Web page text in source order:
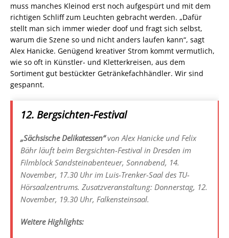
muss manches Kleinod erst noch aufgespürt und mit dem
richtigen Schliff zum Leuchten gebracht werden. „Dafür
stellt man sich immer wieder doof und fragt sich selbst,
warum die Szene so und nicht anders laufen kann“, sagt
Alex Hanicke. Genügend kreativer Strom kommt vermutlich,
wie so oft in Künstler- und Kletterkreisen, aus dem
Sortiment gut bestückter Getränkefachhändler. Wir sind
gespannt.
12. Bergsichten-Festival
„Sächsische Delikatessen“von Alex Hanicke und Felix
Bähr läuft beim Bergsichten-Festival in Dresden im
Filmblock Sandsteinabenteuer, Sonnabend, 14.
November, 17.30 Uhr im Luis-Trenker-Saal des TU-
Hörsaalzentrums. Zusatzveranstaltung: Donnerstag, 12.
November, 19.30 Uhr, Falkensteinsaal.
Weitere Highlights: